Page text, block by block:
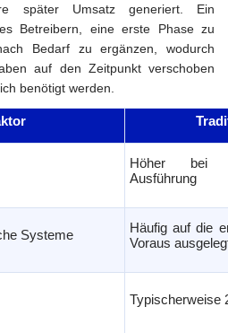
später Umsatz generiert. Ein
Betreibern, eine erste Phase zu
Bedarf zu ergänzen, wodurch
auf den Zeitpunkt verschoben
benötigt werden.
Höher bei
Ausführung
Systeme
Häufig auf die
Voraus
Typischerweise